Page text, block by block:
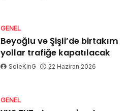
GENEL
Beyoğlu ve Şişli’de birtakım
yollar trafiğe kapatılacak
SoleKinG 22 Haziran 2026
GENEL